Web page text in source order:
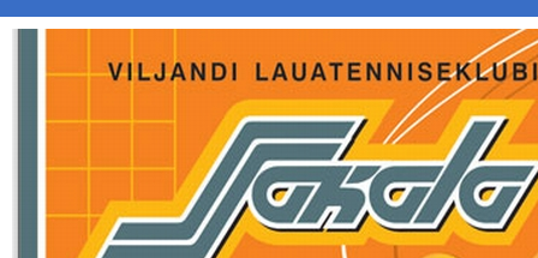
Liigu edasi põhisisu juurde